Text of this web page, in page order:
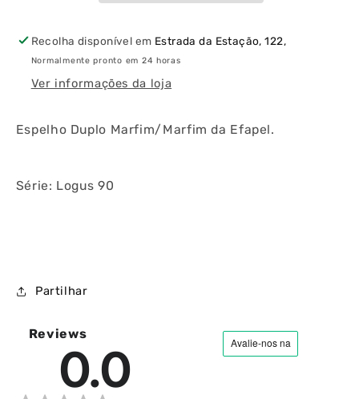
Recolha disponível em Estrada da Estação, 122,
Normalmente pronto em 24 horas
Ver informações da loja
Espelho Duplo Marfim/Marfim da Efapel.
Série: Logus 90
Partilhar
Reviews
0.0